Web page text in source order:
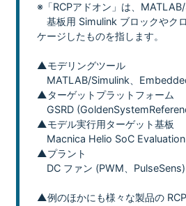
※「RCPアドオン」は、MATLAB/
基板用 Simulink ブロックやク
ケージしたものを指します。
▲モデリングツール
MATLAB/Simulink、
▲ターゲットプラットフォーム
GSRD
▲モデル実行用ターゲット基板
Macnica Helio SoC
▲プラント
DC ファン (PWM、
▲例のほかにも様々な製品の